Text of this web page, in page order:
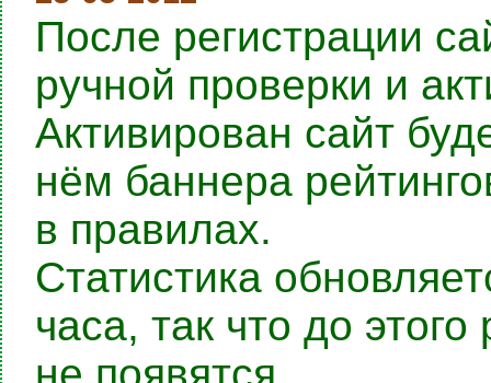
После регистрации
ручной проверки и
Активирован сайт
нём баннера
в правилах.
Статистика
часа, так что до